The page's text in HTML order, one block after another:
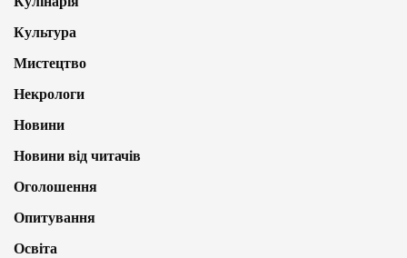
Культура
Мистецтво
Некрологи
Новини
Новини від читачів
Оголошення
Опитування
Освіта